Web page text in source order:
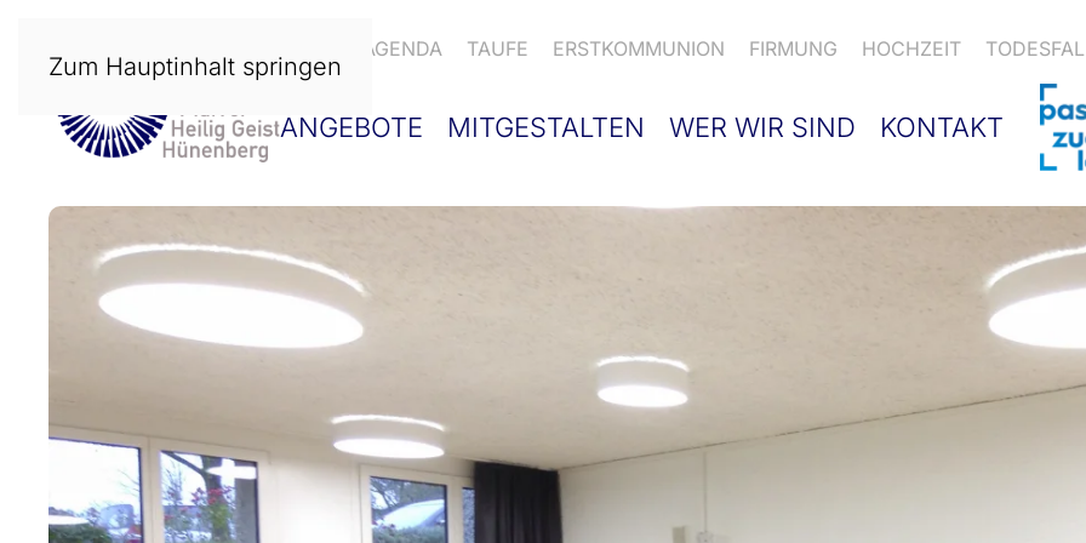
Zum Hauptinhalt springen
AGENDA TAUFE ERSTKOMMUNION FIRMUNG HOCHZEIT
ANGEBOTE MITGESTALTEN WER WIR SIND KONTAKT